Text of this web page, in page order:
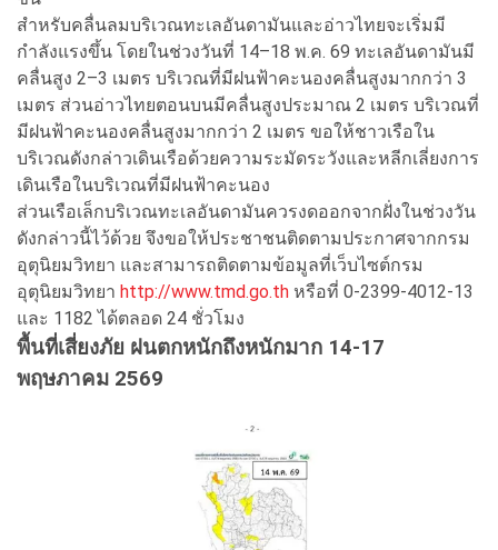
สำหรับคลื่นลมบริเวณทะเลอันดามันและอ่าวไทยจะเริ่มมี
กำลังแรงขึ้น โดยในช่วงวันที่ 14–18 พ.ค. 69 ทะเลอันดามันมี
คลื่นสูง 2–3 เมตร บริเวณที่มีฝนฟ้าคะนองคลื่นสูงมากกว่า 3
เมตร ส่วนอ่าวไทยตอนบนมีคลื่นสูงประมาณ 2 เมตร บริเวณที่
มีฝนฟ้าคะนองคลื่นสูงมากกว่า 2 เมตร ขอให้ชาวเรือใน
บริเวณดังกล่าวเดินเรือด้วยความระมัดระวังและหลีกเลี่ยงการ
เดินเรือในบริเวณที่มีฝนฟ้าคะนอง
ส่วนเรือเล็กบริเวณทะเลอันดามันควรงดออกจากฝั่งในช่วงวัน
ดังกล่าวนี้ไว้ด้วย จึงขอให้ประชาชนติดตามประกาศจากกรม
อุตุนิยมวิทยา และสามารถติดตามข้อมูลที่เว็บไซต์กรม
อุตุนิยมวิทยา http://www.tmd.go.th หรือที่ 0-2399-4012-13
และ 1182 ได้ตลอด 24 ชั่วโมง
พื้นที่เสี่ยงภัย ฝนตกหนักถึงหนักมาก 14-17
พฤษภาคม 2569